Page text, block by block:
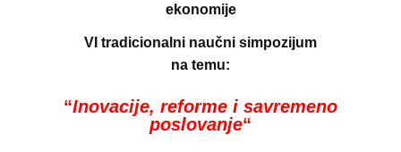
ekonomije
VI tradicionalni naučni simpozijum
na temu:
“Inovacije, reforme i savremeno
poslovanje“